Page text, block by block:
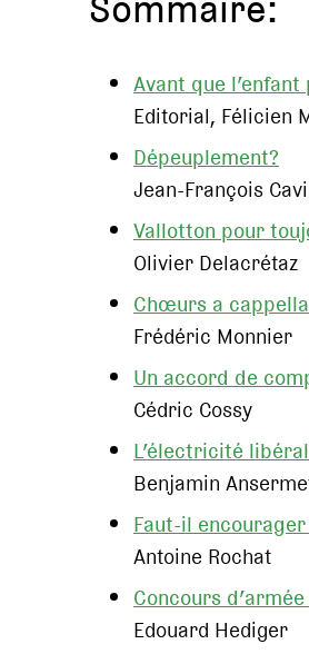
Avant que
Editorial, Félicien
Dépeuplement?
Jean-François
Vallotton pour
Olivier Delacrétaz
Chœurs a
Frédéric Monnier
Un accord de
Cédric Cossy
L’électricité
Benjamin
Faut-il
Antoine Rochat
Concours
Edouard Hediger